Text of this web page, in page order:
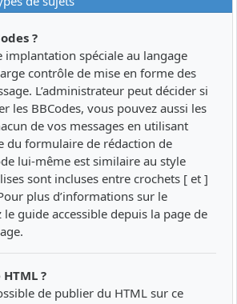
?
implantation spéciale au langage
contrôle de mise en forme des
L’administrateur peut décider si
les BBCodes, vous pouvez aussi les
de vos messages en utilisant
du formulaire de rédaction de
lui-même est similaire au style
sont incluses entre crochets [ et ]
plus d’informations sur le
le guide accessible depuis la page de
?
de publier du HTML sur ce